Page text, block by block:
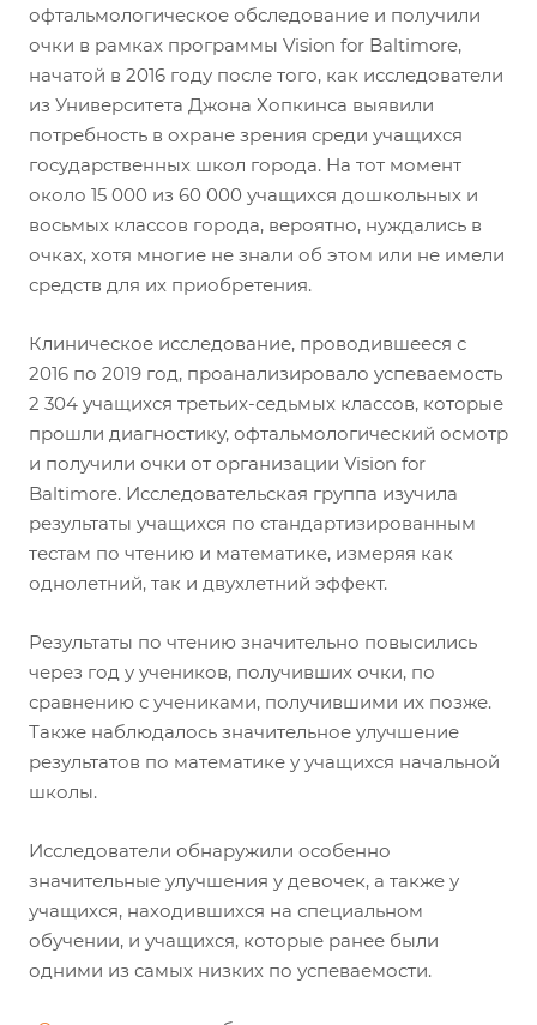
офтальмологическое обследование и получили
очки в рамках программы Vision for Baltimore,
начатой в 2016 году после того, как исследователи
из Университета Джона Хопкинса выявили
потребность в охране зрения среди учащихся
государственных школ города. На тот момент
около 15 000 из 60 000 учащихся дошкольных и
восьмых классов города, вероятно, нуждались в
очках, хотя многие не знали об этом или не имели
средств для их приобретения.
Клиническое исследование, проводившееся с
2016 по 2019 год, проанализировало успеваемость
2 304 учащихся третьих-седьмых классов, которые
прошли диагностику, офтальмологический осмотр
и получили очки от организации Vision for
Baltimore. Исследовательская группа изучила
результаты учащихся по стандартизированным
тестам по чтению и математике, измеряя как
однолетний, так и двухлетний эффект.
Результаты по чтению значительно повысились
через год у учеников, получивших очки, по
сравнению с учениками, получившими их позже.
Также наблюдалось значительное улучшение
результатов по математике у учащихся начальной
школы.
Исследователи обнаружили особенно
значительные улучшения у девочек, а также у
учащихся, находившихся на специальном
обучении, и учащихся, которые ранее были
одними из самых низких по успеваемости.